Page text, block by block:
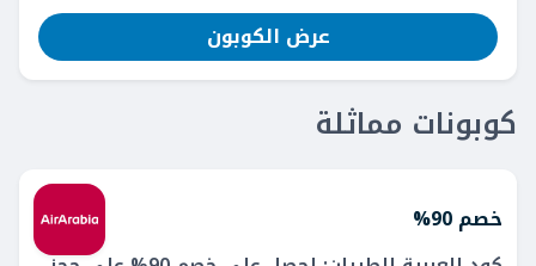
عرض الكوبون
كوبونات مماثلة
خصم 90%